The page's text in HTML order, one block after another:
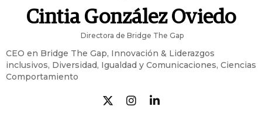
Cintia González Oviedo
Directora de Bridge The Gap
CEO en Bridge The Gap, Innovación & Liderazgos
inclusivos, Diversidad, Igualdad y Comunicaciones, Ciencias
Comportamiento